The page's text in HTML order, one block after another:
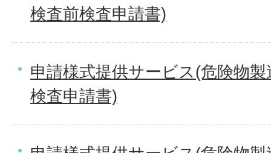
検査前検査申請書)
申請様式提供サービス(危険物
検査申請書)